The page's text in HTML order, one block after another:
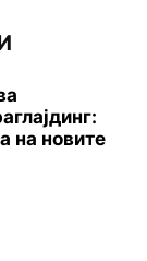
на новите